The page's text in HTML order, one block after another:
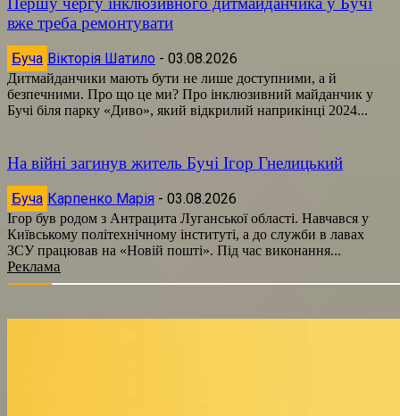
вже треба ремонтувати
Буча Вікторія Шатило - 03.08.2026
Дитмайданчики мають бути не лише доступними, а й
безпечними. Про що це ми? Про інклюзивний майданчик у
Бучі біля парку «Диво», який відкрилий наприкінці 2024...
На війні загинув житель Бучі Ігор Гнелицький
Буча Карпенко Марія - 03.08.2026
Ігор був родом з Антрацита Луганської області. Навчався у
Київському політехнічному інституті, а до служби в лавах
ЗСУ працював на «Новій пошті». Під час виконання...
Реклама